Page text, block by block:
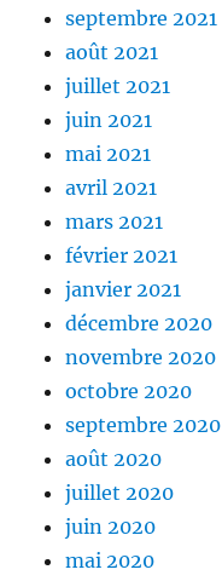
septembre 2021
août 2021
juillet 2021
juin 2021
mai 2021
avril 2021
mars 2021
février 2021
janvier 2021
décembre 2020
novembre 2020
octobre 2020
septembre 2020
août 2020
juillet 2020
juin 2020
mai 2020